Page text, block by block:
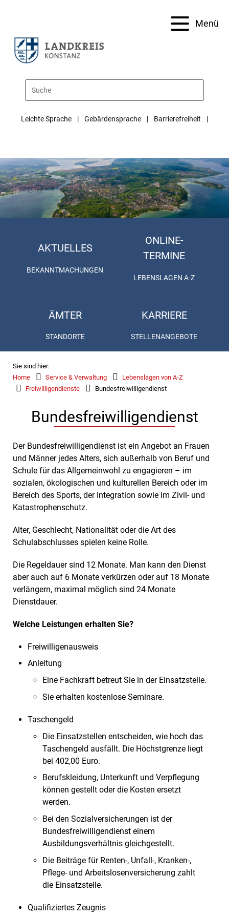
Menü
Leichte Sprache Gebärdensprache Barrierefreiheit
AKTUELLES
BEKANNTMACHUNGEN
ONLINE-
TERMINE
LEBENSLAGEN A-Z
ÄMTER
STANDORTE
KARRIERE
STELLENANGEBOTE
Sie sind hier:
Home
Service & Verwaltung
Lebenslagen von A-Z
Freiwilligendienste
Bundesfreiwilligendienst
Bundesfreiwilligendienst
Der Bundesfreiwilligendienst ist ein Angebot an Frauen
und Männer jedes Alters, sich außerhalb von Beruf und
Schule für das Allgemeinwohl zu engagieren – im
sozialen, ökologischen und kulturellen Bereich oder im
Bereich des Sports, der Integration sowie im Zivil- und
Katastrophenschutz.
Alter, Geschlecht, Nationalität oder die Art des
Schulabschlusses spielen keine Rolle.
Die Regeldauer sind 12 Monate. Man kann den Dienst
aber auch auf 6 Monate verkürzen oder auf 18 Monate
verlängern, maximal möglich sind 24 Monate
Dienstdauer.
Welche Leistungen erhalten Sie?
Freiwilligenausweis
Anleitung
Eine Fachkraft betreut Sie in der Einsatzstelle.
Sie erhalten kostenlose Seminare.
Taschengeld
Die Einsatzstellen entscheiden, wie hoch das
Taschengeld ausfällt. Die Höchstgrenze liegt
bei 402,00 Euro.
Berufskleidung, Unterkunft und Verpflegung
können gestellt oder die Kosten ersetzt
werden.
Bei den Sozialversicherungen ist der
Bundesfreiwilligendienst einem
Ausbildungsverhältnis gleichgestellt.
Die Beiträge für Renten-, Unfall-, Kranken-,
Pflege- und Arbeitslosenversicherung zahlt
die Einsatzstelle.
Qualifiziertes Zeugnis